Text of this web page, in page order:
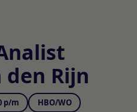
Rijn
p/m HBO/WO